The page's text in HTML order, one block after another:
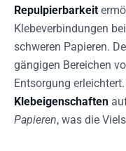
Repulpierbarkeit
Klebeverbindungen
schweren Papieren.
gängigen Bereichen
Entsorgung
Klebeigenschaften
Papieren, was die